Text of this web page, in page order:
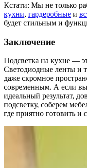
Кстати: Мы не только
кухни, гардеробные и
будет стильным и
Заключение
Подсветка на кухне —
Светодиодные ленты и
даже скромное
современным. А если
идеальный результат,
подсветку, соберем
где приятно готовить и